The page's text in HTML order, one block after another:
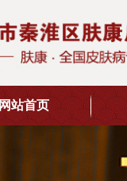
网站首页